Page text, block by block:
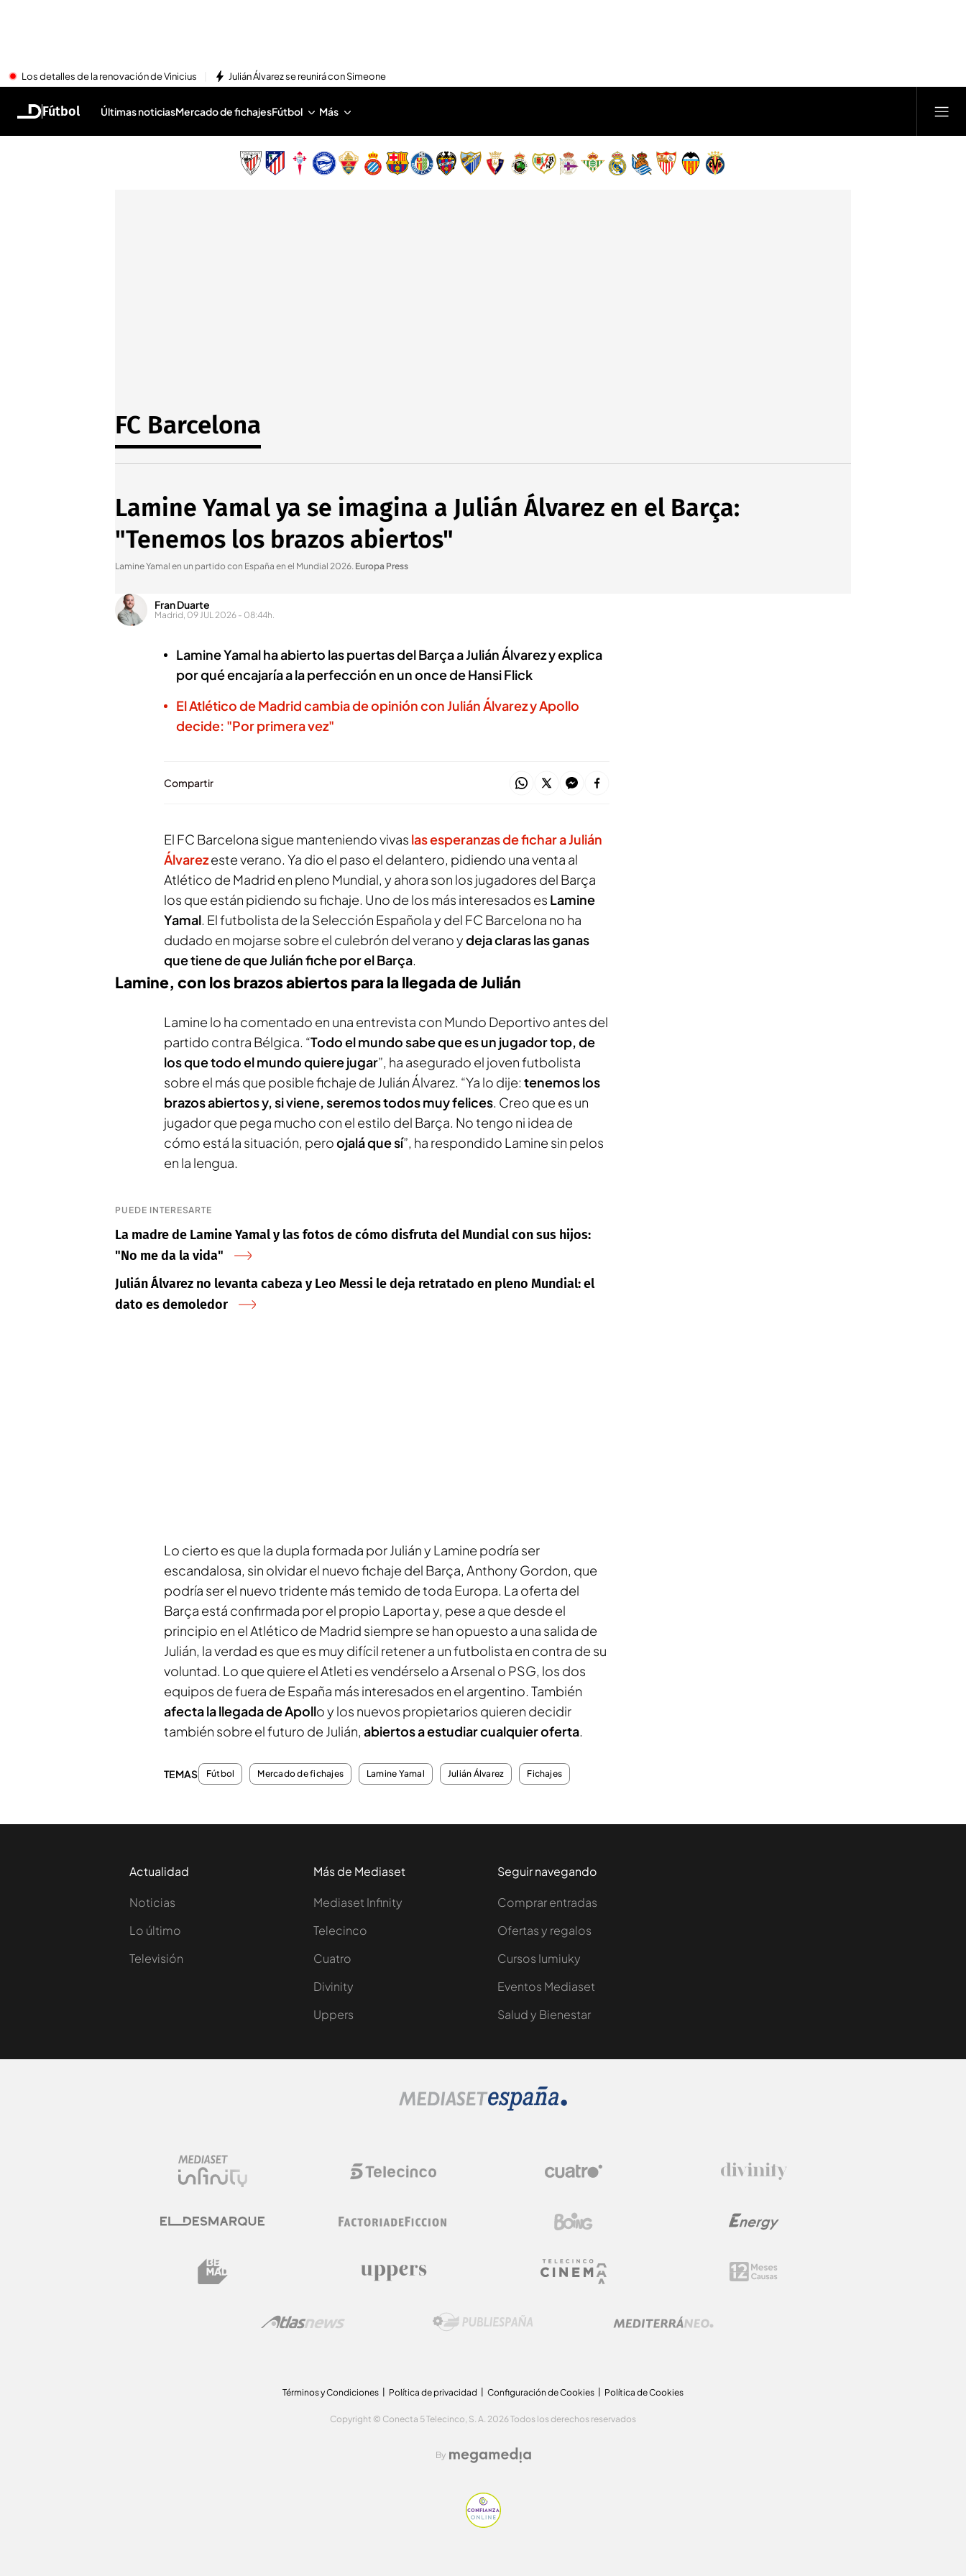
Los detalles de la renovación de Vinicius Julián Álvarez se reunirá con Simeone
Fútbol Últimas noticiasMercado de fichajesFútbol Más
FC Barcelona
Lamine Yamal ya se imagina a Julián Álvarez en el Barça:
"Tenemos los brazos abiertos"
Lamine Yamal en un partido con España en el Mundial 2026. Europa Press
Fran Duarte
Madrid, 09 JUL 2026 - 08:44h.
Lamine Yamal ha abierto las puertas del Barça a Julián Álvarez y explica
por qué encajaría a la perfección en un once de Hansi Flick
El Atlético de Madrid cambia de opinión con Julián Álvarez y Apollo
decide: "Por primera vez"
Compartir
El FC Barcelona sigue manteniendo vivas las esperanzas de fichar a Julián
Álvarezeste verano. Ya dio el paso el delantero, pidiendo una venta al
Atlético de Madrid en pleno Mundial, y ahora son los jugadores del Barça
los que están pidiendo su fichaje. Uno de los más interesados es Lamine
Yamal. El futbolista de la Selección Española y del FC Barcelona no ha
dudado en mojarse sobre el culebrón del verano ydeja claras las ganas
que tiene de que Julián fiche por el Barça.
Lamine, con los brazos abiertos para la llegada de Julián
Lamine lo ha comentado en una entrevista con Mundo Deportivo antes del
partido contra Bélgica. “Todo el mundo sabe que es un jugador top, de
los que todo el mundo quiere jugar”, ha asegurado el joven futbolista
sobre el más que posible fichaje de Julián Álvarez. “Ya lo dije: tenemos los
brazos abiertos y, si viene, seremos todos muy felices. Creo que es un
jugador que pega mucho con el estilo del Barça. No tengo ni idea de
cómo está la situación, peroojalá que sí”, ha respondido Lamine sin pelos
en la lengua.
PUEDE INTERESARTE
La madre de Lamine Yamal y las fotos de cómo disfruta del Mundial con sus hijos:
"No me da la vida"
Julián Álvarez no levanta cabeza y Leo Messi le deja retratado en pleno Mundial: el
dato es demoledor
Lo cierto es que la dupla formada por Julián y Lamine podría ser
escandalosa, sin olvidar el nuevo fichaje del Barça, Anthony Gordon, que
podría ser el nuevo tridente más temido de toda Europa. La oferta del
Barça está confirmada por el propio Laporta y, pese a que desde el
principio en el Atlético de Madrid siempre se han opuesto a una salida de
Julián, la verdad es que es muy difícil retener a un futbolista en contra de su
voluntad. Lo que quiere el Atleti es vendérselo a Arsenal o PSG, los dos
equipos de fuera de España más interesados en el argentino. También
afecta la llegada de Apollo y los nuevos propietarios quieren decidir
también sobre el futuro de Julián, abiertos a estudiar cualquier oferta.
TEMAS Fútbol Mercado de fichajes Lamine Yamal Julián Álvarez Fichajes
Actualidad
Noticias
Lo último
Televisión
Más de Mediaset
Mediaset Infinity
Telecinco
Cuatro
Divinity
Uppers
Seguir navegando
Comprar entradas
Ofertas y regalos
Cursos Iumiuky
Eventos Mediaset
Salud y Bienestar
Términos y Condiciones Política de privacidad Configuración de Cookies Política de Cookies
Copyright © Conecta 5 Telecinco, S. A. 2026 Todos los derechos reservados
By